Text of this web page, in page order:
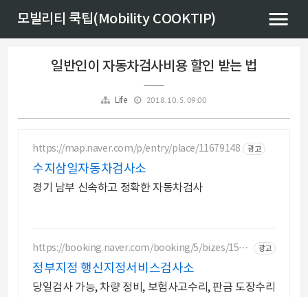
모빌리티 쿡팁(Mobility COOKTIP)
일반인이 자동차검사비용 할인 받는 법
Life 2018. 10. 5. 09:00
https://map.naver.com/p/entry/place/11679148 광고
수지삼일자동차검사소
경기 남부 신속하고 정확한 자동차검사
https://booking.naver.com/booking/5/bizes/1554
30
광고
정부지정 행신지정서비스검사소
당일검사 가능, 차량 정비, 보험사고수리, 판금 도장수리